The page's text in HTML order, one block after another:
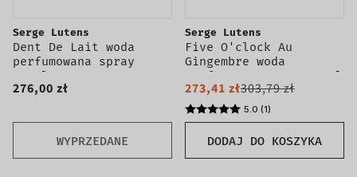
WYPRZEDANE
Serge Lutens
Dent De Lait woda
perfumowana spray
100ml
276,00 zł
DODAJ DO KOSZYKA
Serge Lutens
Five O'clock Au
Gingembre woda
perfumowana spray 50ml
273,41 zł303,79 zł
5.0 (1)